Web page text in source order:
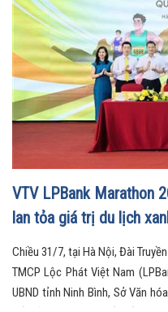
VTV LPBank Marathon
lan tỏa giá trị du lịch
Chiều 31/7, tại Hà Nội, Đài
TMCP Lộc Phát Việt Nam
UBND tỉnh Ninh Bình, Sở Văn